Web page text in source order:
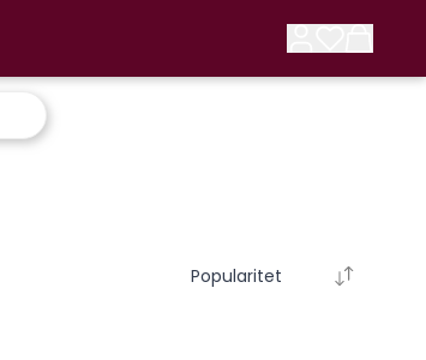
Popularitet